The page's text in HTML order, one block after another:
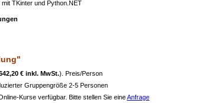
TKinter und Python.NET
€ inkl. MwSt.). Preis/Person
Gruppengröße 2-5 Personen
Kurse verfügbar. Bitte stellen Sie eineAnfrage